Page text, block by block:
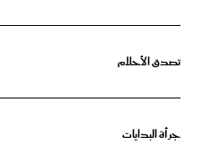
تصدق الأحلام
جرأة البدايات